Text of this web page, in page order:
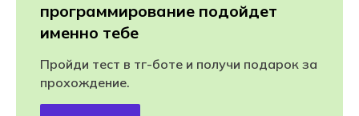
программирование подойдет
именно тебе
Пройди тест в тг-боте и получи подарок за
прохождение.